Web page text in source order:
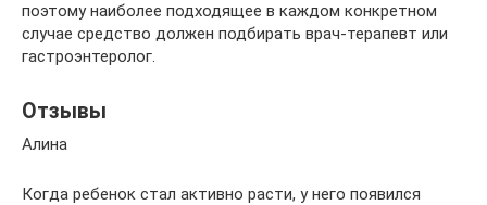
поэтому наиболее подходящее в каждом конкретном
случае средство должен подбирать врач-терапевт или
гастроэнтеролог.
Отзывы
Алина
Когда ребенок стал активно расти, у него появился